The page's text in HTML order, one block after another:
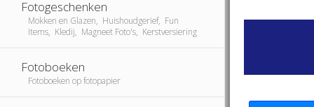
Fotogeschenken
Mokken en Glazen, Huishoudgerief, Fun
Items, Kledij, Magneet Foto's, Kerstversiering
Fotoboeken
Fotoboeken op fotopapier